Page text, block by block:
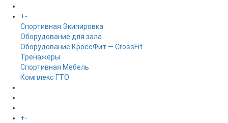
+-
Спортивная Экипировка
Оборудование для зала
Оборудование КроссФит — CrossFit
Тренажеры
Спортивная Мебель
Комплекс ГТО
+-